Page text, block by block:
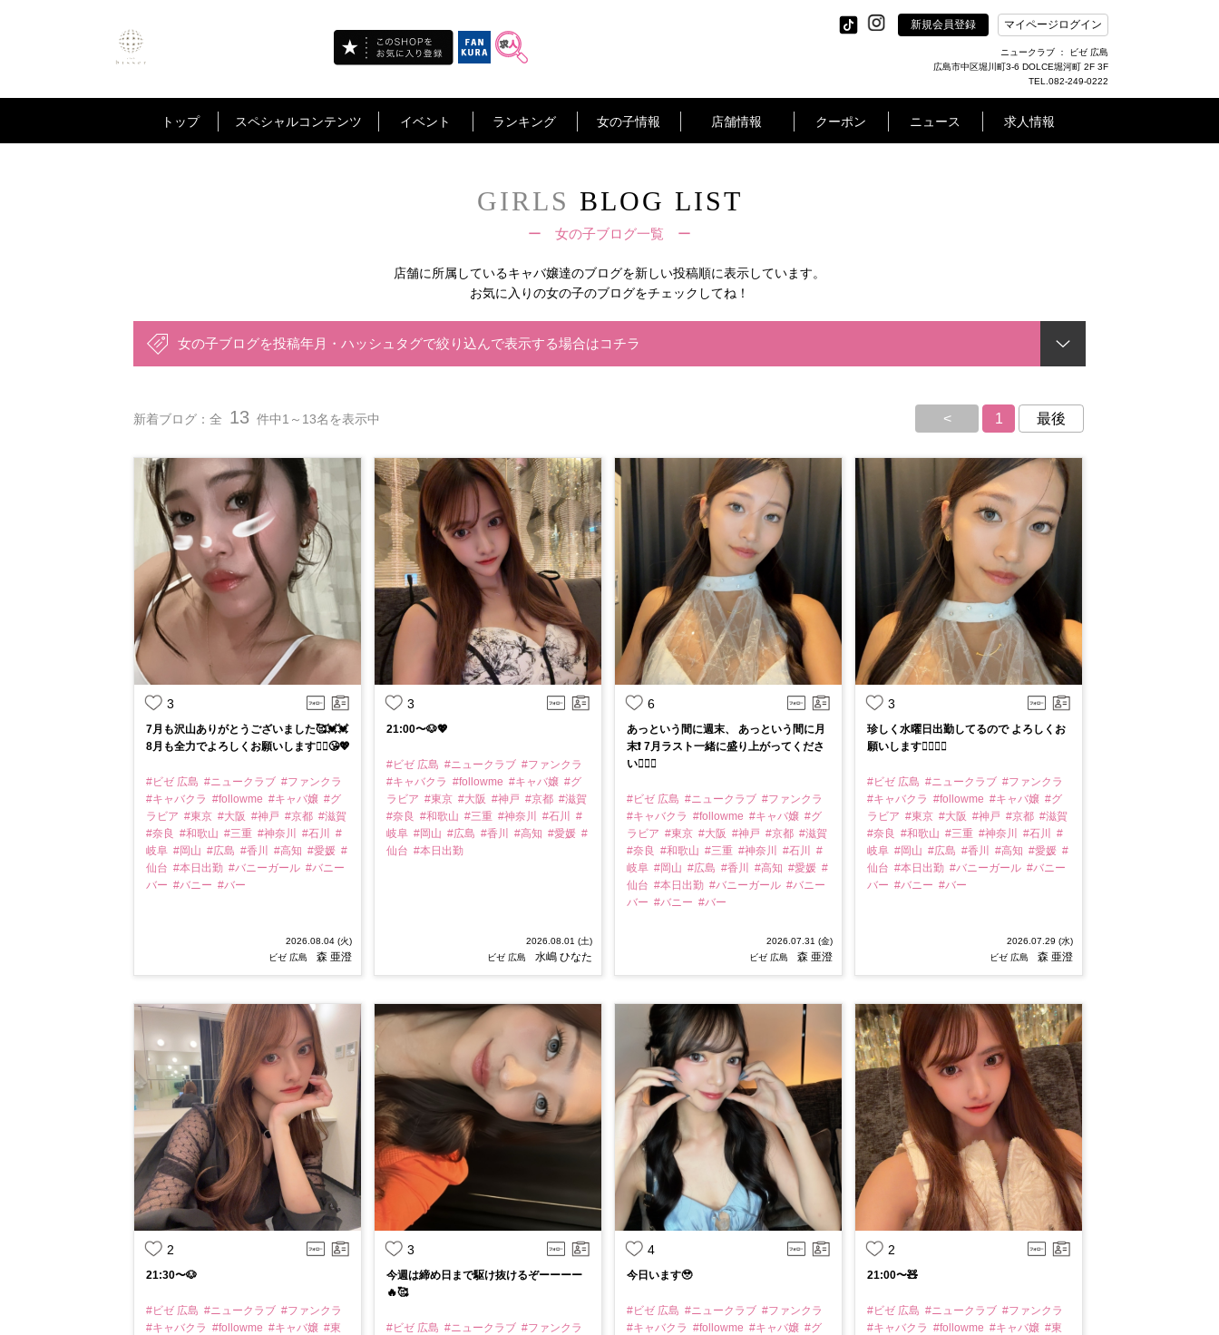
新規会員登録 マイページログイン
ニュークラブ ： ビゼ 広島
広島市中区堀川町3-6 DOLCE堀河町 2F 3F
TEL.082-249-0222
トップ スペシャルコンテンツ イベント ランキング 女の子情報 店舗情報 クーポン ニュース 求人情報
GIRLS BLOG LIST
ー 女の子ブログ一覧 ー
店舗に所属しているキャバ嬢達のブログを新しい投稿順に表示しています。
お気に入りの女の子のブログをチェックしてね！
女の子ブログを投稿年月・ハッシュタグで絞り込んで表示する場合はコチラ
新着ブログ：全 13 件中1～13名を表示中 < 1 最後
3
7月も沢山ありがとうございました🥰💓💓
8月も全力でよろしくお願いします🙇‍♀️😘💖
#ビゼ 広島 #ニュークラブ #ファンクラ
#キャバクラ #followme #キャバ嬢 #グ
ラビア #東京 #大阪 #神戸 #京都 #滋賀
#奈良 #和歌山 #三重 #神奈川 #石川
#
岐阜 #岡山 #広島 #香川 #高知 #愛媛 #
仙台 #本日出勤 #バニーガール #バニー
バー #バニー #バー
2026.08.04 (火)
ビゼ 広島
森 亜澄
3
21:00〜🐶💖
#ビゼ 広島 #ニュークラブ #ファンクラ
#キャバクラ #followme #キャバ嬢 #グ
ラビア #東京 #大阪 #神戸 #京都 #滋賀
#奈良 #和歌山 #三重 #神奈川 #石川
#
岐阜 #岡山 #広島 #香川 #高知 #愛媛 #
仙台 #本日出勤
2026.08.01 (土)
ビゼ 広島
水嶋 ひなた
6
あっという間に週末、 あっという間に月
末❗️ 7月ラスト一緒に盛り上がってくださ
い❤️‍🔥🥰
#ビゼ 広島 #ニュークラブ #ファンクラ
#キャバクラ #followme #キャバ嬢 #グ
ラビア #東京 #大阪 #神戸 #京都 #滋賀
#奈良 #和歌山 #三重 #神奈川 #石川
#
岐阜 #岡山 #広島 #香川 #高知 #愛媛 #
仙台 #本日出勤 #バニーガール #バニー
バー #バニー #バー
2026.07.31 (金)
ビゼ 広島
森 亜澄
3
珍しく水曜日出勤してるので よろしくお
願いします🙇‍♀️❤️‍🔥
#ビゼ 広島 #ニュークラブ #ファンクラ
#キャバクラ #followme #キャバ嬢 #グ
ラビア #東京 #大阪 #神戸 #京都 #滋賀
#奈良 #和歌山 #三重 #神奈川 #石川
#
岐阜 #岡山 #広島 #香川 #高知 #愛媛 #
仙台 #本日出勤 #バニーガール #バニー
バー #バニー #バー
2026.07.29 (水)
ビゼ 広島
森 亜澄
2
21:30〜🐶
#ビゼ 広島 #ニュークラブ #ファンクラ
#キャバクラ #followme #キャバ嬢 #東
3
今週は締め日まで駆け抜けるぞーーーー
🔥🥰
#ビゼ 広島 #ニュークラブ #ファンクラ
4
今日います🥹
#ビゼ 広島 #ニュークラブ #ファンクラ
#キャバクラ #followme #キャバ嬢 #グ
2
21:00〜🧸
#ビゼ 広島 #ニュークラブ #ファンクラ
#キャバクラ #followme #キャバ嬢 #東